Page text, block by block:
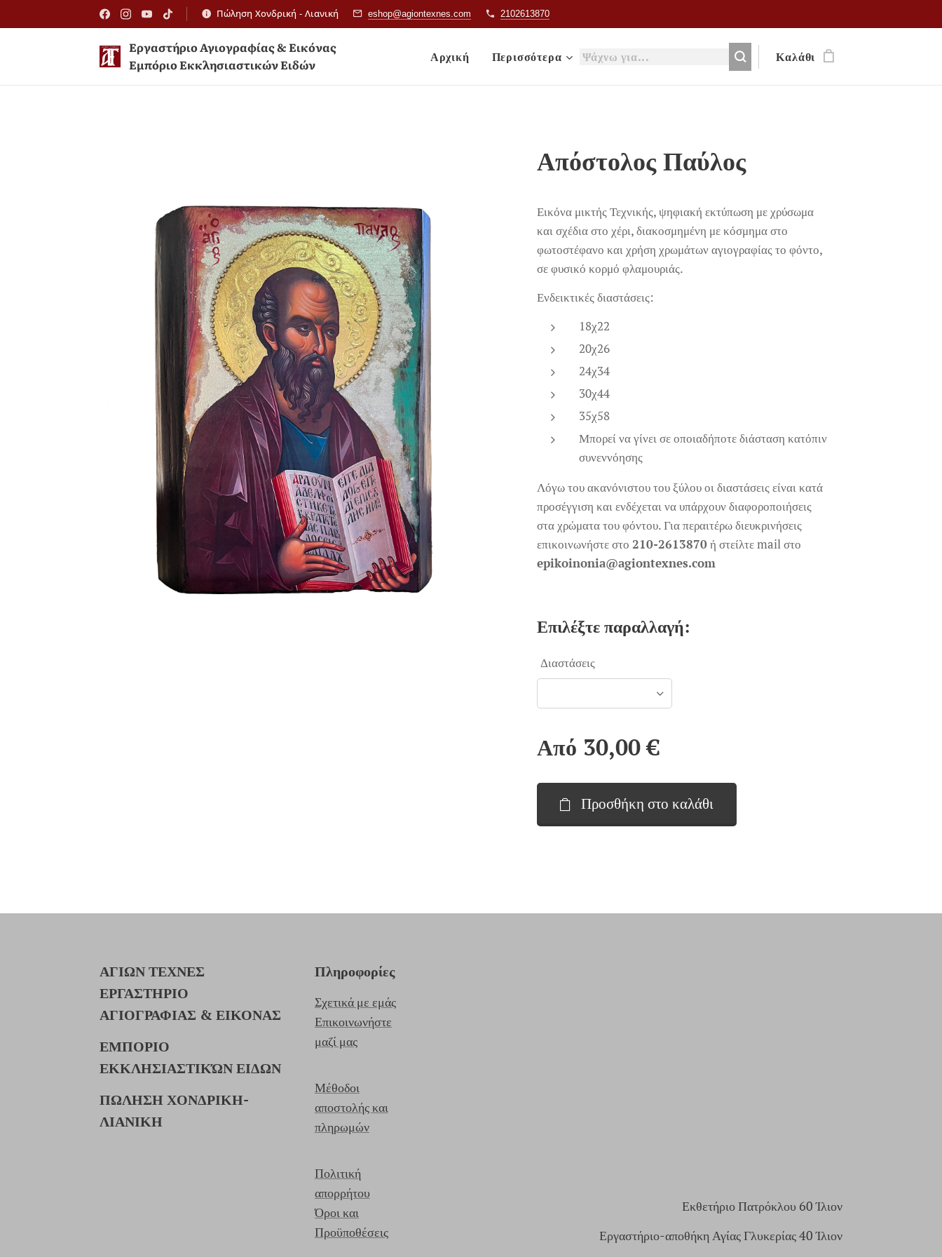
Πώληση Χονδρική - Λιανική eshop@agiontexnes.com 2102613870
Εργαστήριο Αγιογραφίας & Εικόνας
Εμπόριο Εκκλησιαστικών Ειδών
Αρχική Περισσότερα Καλάθι
Απόστολος Παύλος
Εικόνα μικτής Τεχνικής, ψηφιακή εκτύπωση με χρύσωμα
και σχέδια στο χέρι, διακοσμημένη με κόσμημα στο
φωτοστέφανο και χρήση χρωμάτων αγιογραφίας το φόντο,
σε φυσικό κορμό φλαμουριάς.
Ενδεικτικές διαστάσεις:
18χ22
20χ26
24χ34
30χ44
35χ58
Μπορεί να γίνει σε οποιαδήποτε διάσταση κατόπιν
συνεννόησης
Λόγω του ακανόνιστου του ξύλου οι διαστάσεις είναι κατά
προσέγγιση και ενδέχεται να υπάρχουν διαφοροποιήσεις
στα χρώματα του φόντου. Για περαιτέρω διευκρινήσεις
επικοινωνήστε στο210-2613870ή στείλτε mail στο
epikoinonia@agiontexnes.com
Επιλέξτε παραλλαγή:
Διαστάσεις
Από 30,00€
Προσθήκη στο καλάθι
ΑΓΙΩΝ ΤΕΧΝΕΣ
ΕΡΓΑΣΤΗΡΙΟ
ΑΓΙΟΓΡΑΦΙΑΣ & ΕΙΚΟΝΑΣ
ΕΜΠΟΡΙΟ
ΕΚΚΛΗΣΙΑΣΤΙΚΏΝ ΕΙΔΩΝ
ΠΩΛΗΣΗ ΧΟΝΔΡΙΚΗ-
ΛΙΑΝΙΚΗ
Πληροφορίες
Σχετικά με εμάς
Επικοινωνήστε
μαζί μας
Μέθοδοι
αποστολής και
πληρωμών
Πολιτική
απορρήτου
Όροι και
Προϋποθέσεις
Εκθετήριο Πατρόκλου 60 Ίλιον
Εργαστήριο-αποθήκη Αγίας Γλυκερίας 40 Ίλιον